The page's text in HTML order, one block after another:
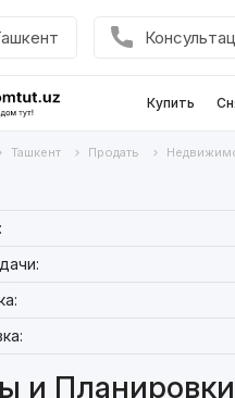
Купить
Ташкент Продать
и